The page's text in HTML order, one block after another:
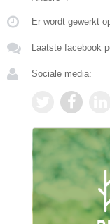
Er wordt gewerkt
Laatste facebook
Sociale media: